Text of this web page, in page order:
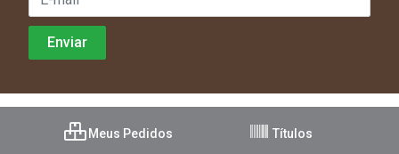
Meus Pedidos Títulos